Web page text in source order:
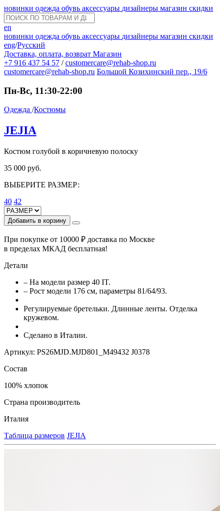
новинки одежда обувь аксессуары дизайнеры магазин скидки
en
новинки одежда обувь аксессуары дизайнеры магазин скидки
eng/Русский
Доставка, оплата, возврат Магазин
+7 916 437 54 57 / customercare@rehab-shop.ru
customercare@rehab-shop.ru Большой Козихинский пер., 19/6
Пн-Вс, 11:30-22:00
Одежда /Костюмы
JEJIA
Костюм голубой в коричневую полоску
35 000 руб.
ВЫБЕРИТЕ РАЗМЕР:
40 42
Добавить в корзину
При покупке от 10000 ₽ доставка по Москве
в пределах МКАД бесплатная!
Детали
– На модели размер 40 IT.
– Рост модели 176 см, параметры 81/64/93.
Регулируемые бретельки. Длинные ленты. Отделка
кружевом.
Сделано в Италии.
Артикул: PS26MJD.MJD801_M49432 J0378
Состав
100% хлопок
Страна производитель
Италия
Таблица размеров JEJIA